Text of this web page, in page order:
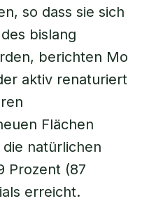
so dass sie sich
bislang
berichten Mo
aktiv renaturiert
Flächen
natürlichen
Prozent (87
erreicht.